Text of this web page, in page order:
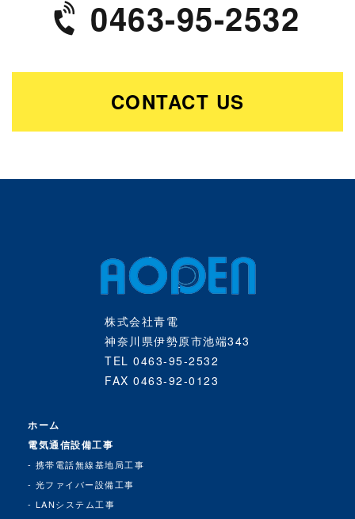
0463-95-2532
CONTACT US
株式会社青電
神奈川県伊勢原市池端343
TEL 0463-95-2532
FAX 0463-92-0123
ホーム
電気通信設備工事
携帯電話無線基地局工事
光ファイバー設備工事
LANシステム工事